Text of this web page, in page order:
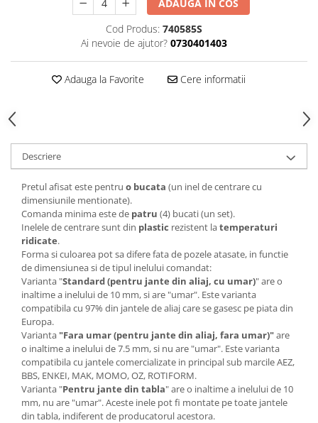
ADAUGA IN COS
Cod Produs: 740585S
Ai nevoie de ajutor? 0730401403
Adauga la Favorite Cere informatii
Descriere
Pretul afisat este pentru o bucata (un inel de centrare cu
dimensiunile mentionate).
Comanda minima este de patru (4) bucati (un set).
Inelele de centrare sunt din plastic rezistent latemperaturi
ridicate.
Forma si culoarea pot sa difere fata de pozele atasate, in functie
de dimensiunea si de tipul inelului comandat:
Varianta "Standard (pentru jante din aliaj, cu umar)" are o
inaltime a inelului de 10 mm, si are "umar". Este varianta
compatibila cu 97% din jantele de aliaj care se gasesc pe piata din
Europa.
Varianta "Fara umar (pentru jante din aliaj, fara umar)"are
o inaltime a inelului de 7.5 mm, si nu are "umar". Este varianta
compatibila cu jantele comercializate in principal sub marcile AEZ,
BBS, ENKEI, MAK, MOMO, OZ, ROTIFORM.
Varianta "Pentru jante din tabla" are o inaltime a inelului de 10
mm, nu are "umar". Aceste inele pot fi montate pe toate jantele
din tabla, indiferent de producatorul acestora.